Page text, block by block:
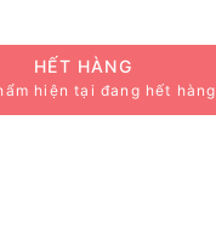
HẾT HÀNG
hiện tại đang hết hàng